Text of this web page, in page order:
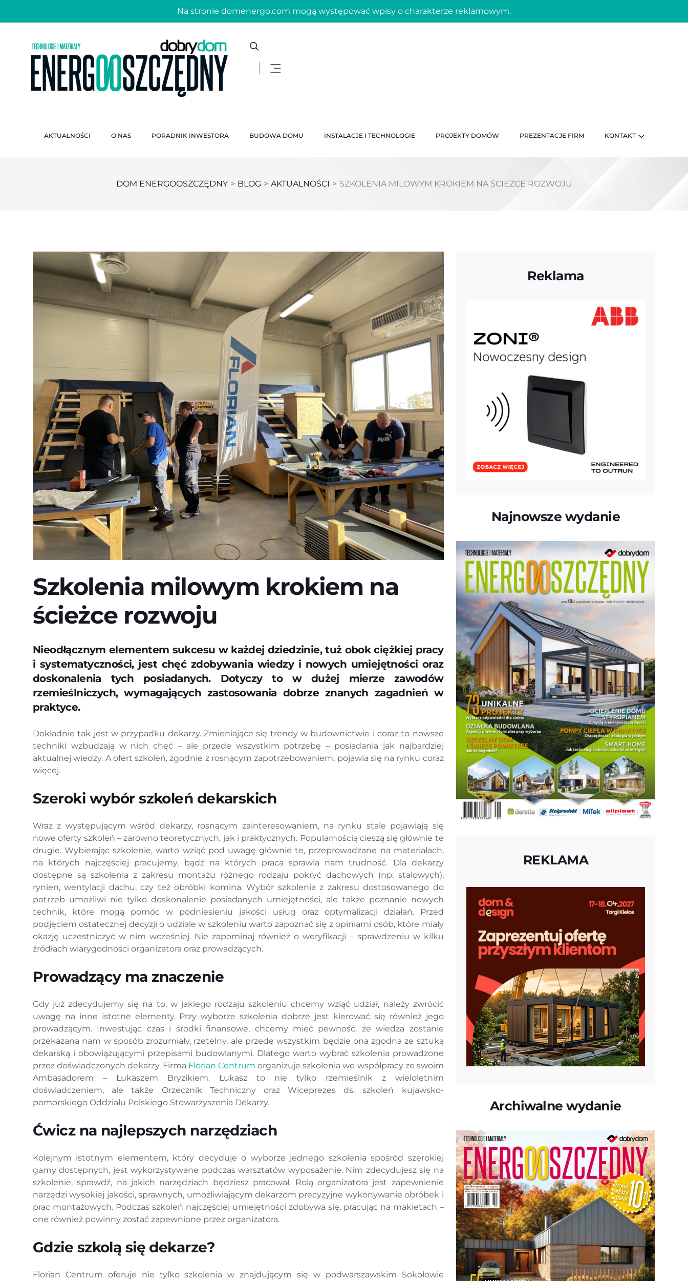
Na stronie domenergo.com mogą występować wpisy o charakterze reklamowym.
AKTUALNOŚCI O NAS PORADNIK INWESTORA BUDOWA DOMU INSTALACJE I TECHNOLOGIE PROJEKTY DOMÓW PREZENTACJE FIRM KONTAKT
DOM ENERGOOSZCZĘDNY > BLOG > AKTUALNOŚCI > SZKOLENIA MILOWYM KROKIEM NA ŚCIEŻCE ROZWOJU
Szkolenia milowym krokiem na
ścieżce rozwoju
Nieodłącznym elementem sukcesu w każdej dziedzinie, tuż obok ciężkiej pracy
i systematyczności, jest chęć zdobywania wiedzy i nowych umiejętności oraz
doskonalenia tych posiadanych. Dotyczy to w dużej mierze zawodów
rzemieślniczych, wymagających zastosowania dobrze znanych zagadnień w
praktyce.
Dokładnie tak jest w przypadku dekarzy. Zmieniające się trendy w budownictwie i coraz to nowsze
techniki wzbudzają w nich chęć – ale przede wszystkim potrzebę – posiadania jak najbardziej
aktualnej wiedzy. A ofert szkoleń, zgodnie z rosnącym zapotrzebowaniem, pojawia się na rynku coraz
więcej.
Szeroki wybór szkoleń dekarskich
Wraz z występującym wśród dekarzy, rosnącym zainteresowaniem, na rynku stale pojawiają się
nowe oferty szkoleń – zarówno teoretycznych, jak i praktycznych. Popularnością cieszą się głównie te
drugie. Wybierając szkolenie, warto wziąć pod uwagę głównie te, przeprowadzane na materiałach,
na których najczęściej pracujemy, bądź na których praca sprawia nam trudność. Dla dekarzy
dostępne są szkolenia z zakresu montażu różnego rodzaju pokryć dachowych (np. stalowych),
rynien, wentylacji dachu, czy też obróbki komina. Wybór szkolenia z zakresu dostosowanego do
potrzeb umożliwi nie tylko doskonalenie posiadanych umiejętności, ale także poznanie nowych
technik, które mogą pomóc w podniesieniu jakości usług oraz optymalizacji działań. Przed
podjęciem ostatecznej decyzji o udziale w szkoleniu warto zapoznać się z opiniami osób, które miały
okazję uczestniczyć w nim wcześniej. Nie zapominaj również o weryfikacji – sprawdzeniu w kilku
źródłach wiarygodności organizatora oraz prowadzących.
Prowadzący ma znaczenie
Gdy już zdecydujemy się na to, w jakiego rodzaju szkoleniu chcemy wziąć udział, należy zwrócić
uwagę na inne istotne elementy. Przy wyborze szkolenia dobrze jest kierować się również jego
prowadzącym. Inwestując czas i środki finansowe, chcemy mieć pewność, że wiedza zostanie
przekazana nam w sposób zrozumiały, rzetelny, ale przede wszystkim będzie ona zgodna ze sztuką
dekarską i obowiązującymi przepisami budowlanymi. Dlatego warto wybrać szkolenia prowadzone
przez doświadczonych dekarzy. Firma Florian Centrum organizuje szkolenia we współpracy ze swoim
Ambasadorem – Łukaszem Bryzikiem. Łukasz to nie tylko rzemieślnik z wieloletnim
doświadczeniem, ale także Orzecznik Techniczny oraz Wiceprezes ds. szkoleń kujawsko-
pomorskiego Oddziału Polskiego Stowarzyszenia Dekarzy.
Ćwicz na najlepszych narzędziach
Kolejnym istotnym elementem, który decyduje o wyborze jednego szkolenia spośród szerokiej
gamy dostępnych, jest wykorzystywane podczas warsztatów wyposażenie. Nim zdecydujesz się na
szkolenie, sprawdź, na jakich narzędziach będziesz pracował. Rolą organizatora jest zapewnienie
narzędzi wysokiej jakości, sprawnych, umożliwiającym dekarzom precyzyjne wykonywanie obróbek i
prac montażowych. Podczas szkoleń najczęściej umiejętności zdobywa się, pracując na makietach –
one również powinny zostać zapewnione przez organizatora.
Gdzie szkolą się dekarze?
Florian Centrum oferuje nie tylko szkolenia w znajdującym się w podwarszawskim Sokołowie
Reklama
Najnowsze wydanie
REKLAMA
Archiwalne wydanie